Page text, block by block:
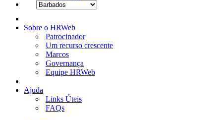
Sobre o HRWeb
Patrocinador
Um recurso crescente
Marcos
Governança
Equipe HRWeb
Ajuda
Links Úteis
FAQs